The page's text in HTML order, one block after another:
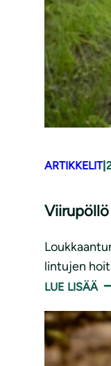
ARTIKKELIT|
lintujen
LUE LISÄÄ